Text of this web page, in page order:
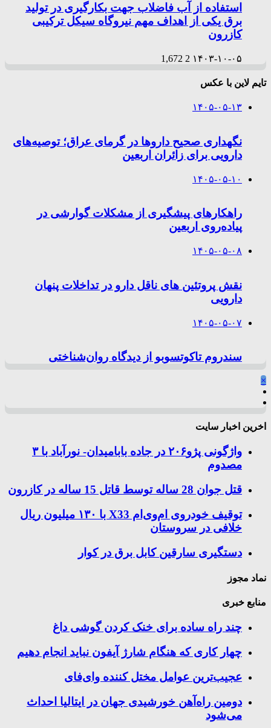
استفاده از آب فاضلاب جهت بکارگیری در تولید
برق یکی از اهداف مهم نیروگاه سیکل ترکیبی
کازرون
۱۴۰۳-۱۰-۰۵ 2
1,672
تایم لاین با عکس
۱۴۰۵-۰۵-۱۳
نگهداری صحیح داروها در گرمای عراق؛ توصیه‌های
دارویی برای زائران اربعین
۱۴۰۵-۰۵-۱۰
راهکارهای پیشگیری از مشکلات گوارشی در
پیاده‌روی اربعین
۱۴۰۵-۰۵-۰۸
نقش پروتئین های ناقل دارو در تداخلات پنهان
دارویی
۱۴۰۵-۰۵-۰۷
سندروم تاکوتسوبو از دیدگاه روان‌شناختی
×
اخرین اخبار سایت
واژگونی پژو۲۰۶ در جاده بابامیدان- نورآباد با ۳
مصدوم
قتل جوان 28 ساله توسط قاتل 15 ساله در کازرون
توقیف خودروی ام‌وی‌ام X33 با ۱۳۰ میلیون ریال
خلافی در سروستان
دستگیری سارقین کابل برق در کوار
نماد مجوز
منابع خبری
چند راه‌ ساده برای خنک کردن گوشی داغ
چهار کاری که هنگام شارژ آیفون نباید انجام دهیم
عجیب‌ترین عوامل مختل کننده وای‌فای
دومین راه‌آهن خورشیدی جهان در ایتالیا احداث
می‌شود